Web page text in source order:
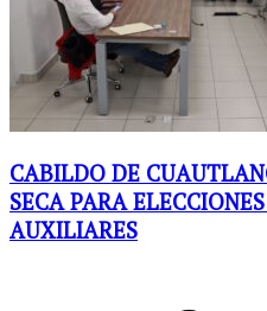
CABILDO DE
SECA PARA
AUXILIARES